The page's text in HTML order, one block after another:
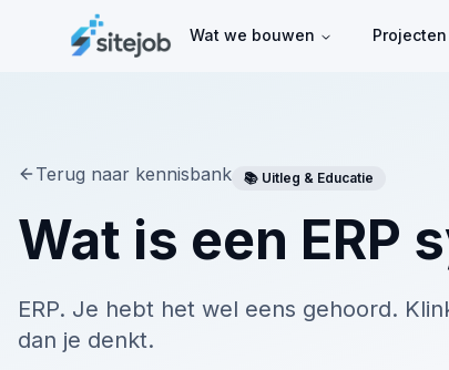
Wat we bouwen Projecten
Terug naar kennisbank 📚 Uitleg & Educatie
Wat is een ERP
ERP. Je hebt het wel eens gehoord.
dan je denkt.